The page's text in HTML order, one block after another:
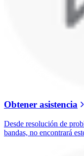
Obtener asistencia
Desde resolución de
bandas, no encontrará